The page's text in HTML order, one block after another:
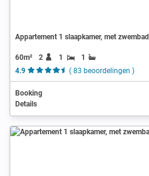
Appartement 1 slaapkamer, met zwembad
60m² 2 1
1
4.9
( 83 beoordelingen )
Booking
Details